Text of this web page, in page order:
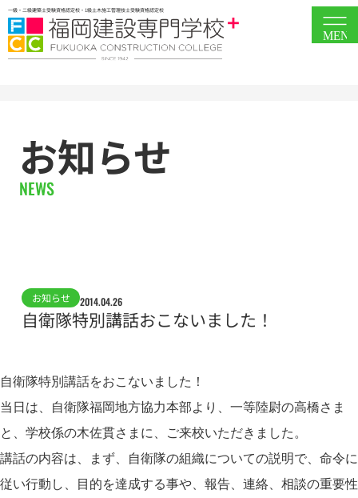
一級・二級建築士受験資格認定校・1級土木施工管理技士受験資格認定校
MENU
お知らせ
NEWS
お知らせ 2014.04.26
自衛隊特別講話おこないました！
自衛隊特別講話をおこないました！
当日は、自衛隊福岡地方協力本部より、一等陸尉の高橋さま
と、学校係の木佐貫さまに、ご来校いただきました。
講話の内容は、まず、自衛隊の組織についての説明で、命令に
従い行動し、目的を達成する事や、報告、連絡、相談の重要性